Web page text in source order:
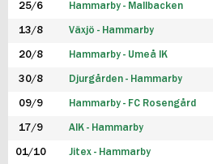
25/6 Hammarby - Mallbacken
13/8 Växjö - Hammarby
20/8 Hammarby - Umeå IK
30/8 Djurgården - Hammarby
09/9 Hammarby - FC Rosengård
17/9 AIK - Hammarby
01/10 Jitex - Hammarby